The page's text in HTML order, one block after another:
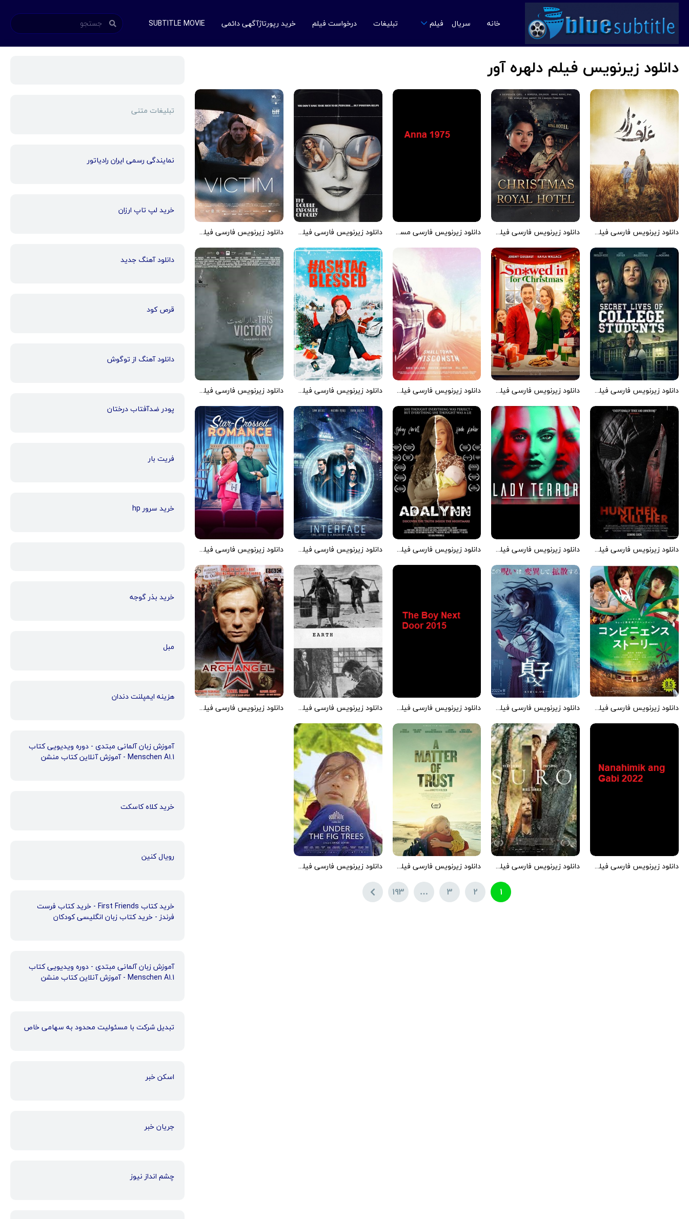
خانه سریال فیلم تبلیغات درخواست فیلم خرید رپورتاژآگهی دائمی SUBTITLE MOVIE
دانلود زیرنویس فیلم دلهره آور
دانلود زیرنویس فارسی فیلم Grassland 2022 دانلود زیرنویس فارسی فیلم Christmas at the Royal Hotel 2018 دانلود زیرنویس فارسی مستند Anna 1975 دانلود زیرنویس فارسی فیلم The Double Exposure of Holly 1976 دانلود زیرنویس فارسی فیلم Victim 2022
دانلود زیرنویس فارسی فیلم Sugar Mommy [2021] 2022 دانلود زیرنویس فارسی فیلم Snowed in for Christmas 2021 دانلود زیرنویس فارسی فیلم Small Town Wisconsin 2020 دانلود زیرنویس فارسی فیلم Hashtag Blessed: The Movie 2022 دانلود زیرنویس فارسی فیلم All This Victory 2019
دانلود زیرنویس فارسی فیلم Hunt Her, Kill Her 2022 دانلود زیرنویس فارسی فیلم Lady Terror 2023 دانلود زیرنویس فارسی فیلم Adalynn 2023 دانلود زیرنویس فارسی فیلم Interface 2022 دانلود زیرنویس فارسی فیلم Star-Crossed Romance 2022
دانلود زیرنویس فارسی فیلم Konbiniensu sutori 2022 دانلود زیرنویس فارسی فیلم Sadako DX 2022 دانلود زیرنویس فارسی فیلم The Boy Next Door 2015 دانلود زیرنویس فارسی فیلم Tsuchi 1939 دانلود زیرنویس فارسی فیلم Archangel 2005
دانلود زیرنویس فارسی فیلم Nanahimik ang Gabi 2022 دانلود زیرنویس فارسی فیلم Suro 2022 دانلود زیرنویس فارسی فیلم A Matter of Trust 2022 دانلود زیرنویس فارسی فیلم Under the Fig Trees 2021
1
2
3
…
193
تبلیغات متنی
نمایندگی رسمی ایران رادیاتور
خرید لپ تاپ ارزان
دانلود آهنگ جدید
قرص کود
دانلود آهنگ از توگوش
پودر ضدآفتاب درختان
فریت بار
خرید سرور hp
خرید بذر گوجه
مبل
هزینه ایمپلنت دندان
آموزش زبان آلمانی مبتدی - دوره ویدیویی کتاب
Menschen A1.1 - آموزش آنلاین کتاب منشن
خرید کلاه کاسکت
رویال کنین
خرید کتاب First Friends - خرید کتاب فرست
فرندز - خرید کتاب زبان انگلیسی کودکان
آموزش زبان آلمانی مبتدی - دوره ویدیویی کتاب
Menschen A1.1 - آموزش آنلاین کتاب منشن
تبدیل شرکت با مسئولیت محدود به سهامی خاص
اسکن خبر
جریان خبر
چشم انداز نیوز